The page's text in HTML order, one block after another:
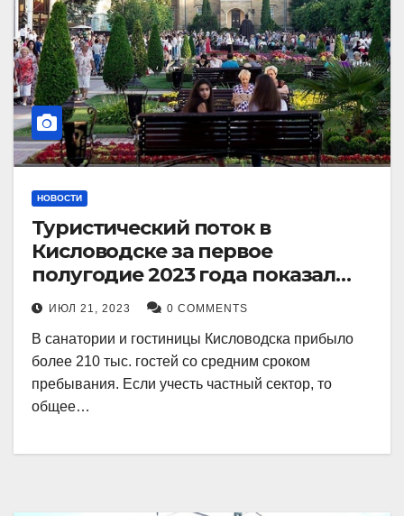
НОВОСТИ
Туристический поток в
Кисловодске за первое
полугодие 2023 года показал
рекордный рост в 21 процент.
ИЮЛ 21, 2023 0 COMMENTS
В санатории и гостиницы Кисловодска прибыло
более 210 тыс. гостей со средним сроком
пребывания. Если учесть частный сектор, то
общее…